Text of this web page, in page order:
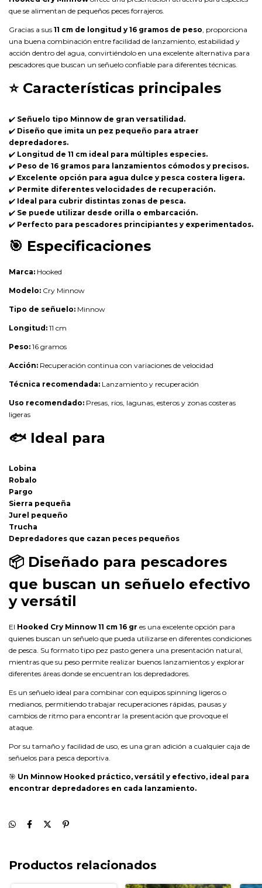
que se alimentan de pequeños peces forrajeros.
Gracias a sus 11 cm de longitud y 16 gramos de peso , proporciona
una buena combinación entre facilidad de lanzamiento, estabilidad y
acción dentro del agua, convirtiéndolo en una excelente alternativa para
pescadores que buscan un señuelo confiable para diferentes técnicas.
⭐ Características principales
✔️ Señuelo tipo Minnow de gran versatilidad.
✔️ Diseño que imita un pez pequeño para atraer
depredadores.
✔️ Longitud de 11 cm ideal para múltiples especies.
✔️ Peso de 16 gramos para lanzamientos cómodos y precisos.
✔️ Excelente opción para agua dulce y pesca costera ligera.
✔️ Permite diferentes velocidades de recuperación.
✔️ Ideal para cubrir distintas zonas de pesca.
✔️ Se puede utilizar desde orilla o embarcación.
✔️ Perfecto para pescadores principiantes y experimentados.
🎯 Especificaciones
Marca: Hooked
Modelo: Cry Minnow
Tipo de señuelo: Minnow
Longitud: 11 cm
Peso: 16 gramos
Acción: Recuperación continua con variaciones de velocidad
Técnica recomendada: Lanzamiento y recuperación
Uso recomendado: Presas, ríos, lagunas, esteros y zonas costeras
ligeras
🐟 Ideal para
Lobina
Robalo
Pargo
Sierra pequeña
Jurel pequeño
Trucha
Depredadores que cazan peces pequeños
📦 Diseñado para pescadores
que buscan un señuelo efectivo
y versátil
El Hooked Cry Minnow 11 cm 16 gr es una excelente opción para
quienes buscan un señuelo que pueda utilizarse en diferentes condiciones
de pesca. Su formato tipo pez pasto genera una presentación natural,
mientras que su peso permite realizar buenos lanzamientos y explorar
diferentes áreas donde se encuentran los depredadores.
Es un señuelo ideal para combinar con equipos spinning ligeros o
medianos, permitiendo trabajar recuperaciones rápidas, pausas y
cambios de ritmo para encontrar la presentación que provoque el
ataque.
Por su tamaño y facilidad de uso, es una gran adición a cualquier caja de
señuelos para pesca deportiva.
🎯 Un Minnow Hooked práctico, versátil y efectivo, ideal para
encontrar depredadores en cada lanzamiento.
Productos relacionados